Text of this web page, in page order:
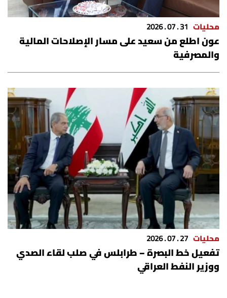
محليات 31 . 07 . 2026
عون اطلع من سعيد على مسار الإصلاحات المالية
والمصرفية
محليات 27 . 07 . 2026
تفعيل خط البصرة – طرابلس في صلب لقاء الصدي
ووزير النفط العراقي